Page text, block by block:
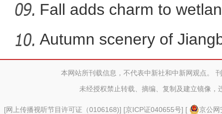
新疆那拉提草原雪景宛
Fall adds charm to
Autumn scenery of
本网站所刊载信息，不代表中新社和中新网观点。
未经授权禁止转载、摘编、复制及建立镜像，
[网上传播视听节目许可证（0106168)] [京ICP证040655号] [
京公